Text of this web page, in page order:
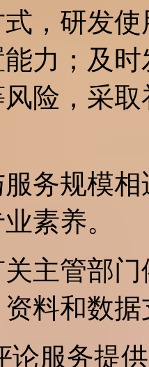
，研发
力；及
险，采
服务规模
素养。
关主管部
料和数
论服务提